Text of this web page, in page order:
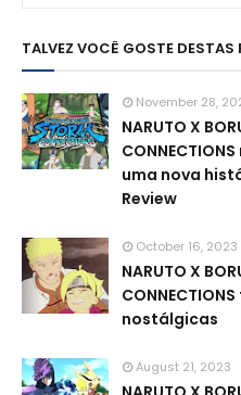
TALVEZ VOCÊ GOSTE DESTAS
November 28,
NARUTO X
uma nova
Review
October 16, 2023
NARUTO X
nostálgicas
August 21, 2023